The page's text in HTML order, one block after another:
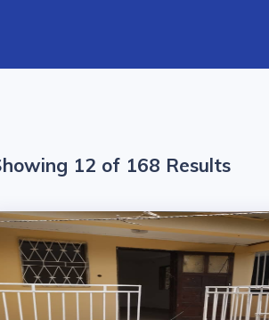
12 of 168 Results